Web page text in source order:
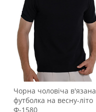
Чорна чоловіча в'язана
футболка на весну-літо
Ф-1580